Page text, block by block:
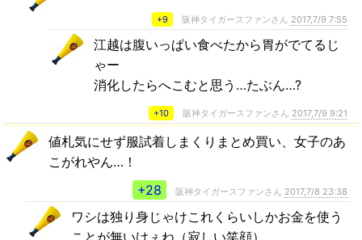
+9 阪神タイガースファンさん 2017,7/9 7:55
江越は腹いっぱい食べたから胃がでてるじ
ゃー
消化したらへこむと思う…たぶん…?
+10 阪神タイガースファンさん 2017,7/9 9:21
値札気にせず服試着しまくりまとめ買い、女子のあ
こがれやん…！
+28
阪神タイガースファンさん 2017,7/8 23:38
ワシは独り身じゃけこれくらいしかお金を使う
ことが無いけぇね（寂しい笑顔）